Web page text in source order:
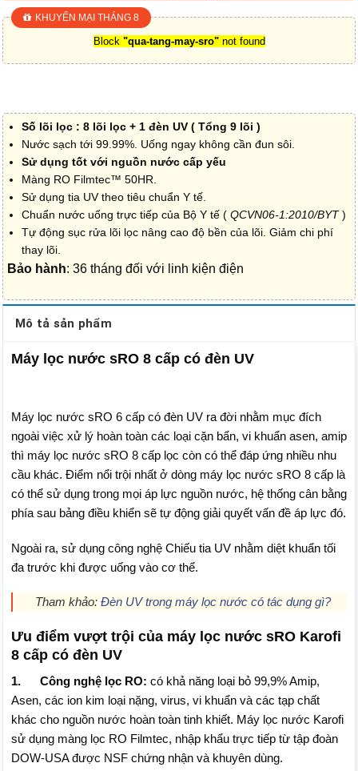
KHUYẾN MẠI THÁNG 8
Block "qua-tang-may-sro"not found
Số lõi lọc : 8 lõi lọc + 1 đèn UV ( Tổng 9 lõi )
Nước sạch tới 99.99%. Uống ngay không cần đun sôi.
Sử dụng tốt với nguồn nước cấp yếu
Màng RO Filmtec™ 50HR.
Sử dụng tia UV theo tiêu chuẩn Y tế.
Chuẩn nước uống trực tiếp của Bộ Y tế ( QCVN06-1:2010/BYT)
Tự động sục rửa lõi lọc nâng cao độ bền của lõi. Giảm chi phí
thay lõi.
Bảo hành: 36 tháng đối với linh kiện điện
Mô tả sản phẩm
Máy lọc nước sRO 8 cấp có đèn UV
Máy lọc nước sRO 6 cấp có đèn UV ra đời nhằm mục đích
ngoài việc xử lý hoàn toàn các loại cặn bẩn, vi khuẩn asen, amip
thì máy lọc nước sRO 8 cấp lọc còn có thể đáp ứng nhiều nhu
cầu khác. Điểm nổi trội nhất ở dòng máy lọc nước sRO 8 cấp là
có thể sử dụng trong mọi áp lực nguồn nước, hệ thống cân bằng
phía sau bảng điều khiển sẽ tự động giải quyết vấn đề áp lực đó.
Ngoài ra, sử dụng công nghệ Chiếu tia UV nhằm diệt khuẩn tối
đa trước khi được uống vào cơ thể.
Tham khảo: Đèn UV trong máy lọc nước có tác dụng gì?
Ưu điểm vượt trội của máy lọc nước sRO Karofi
8 cấp có đèn UV
1. Công nghệ lọc RO: có khả năng loại bỏ 99,9% Amip,
Asen, các ion kim loại nặng, virus, vi khuẩn và các tạp chất
khác cho nguồn nước hoàn toàn tinh khiết. Máy lọc nước Karofi
sử dụng màng lọc RO Filmtec, nhập khẩu trực tiếp từ tập đoàn
DOW-USA được NSF chứng nhận và khuyên dùng.